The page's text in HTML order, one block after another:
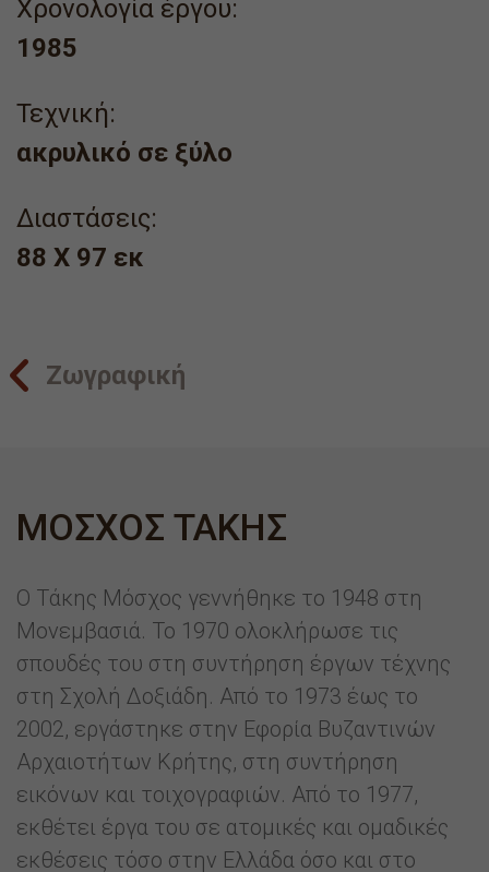
Χρονολογία έργου:
1985
Τεχνική:
ακρυλικό σε ξύλο
Διαστάσεις:
88 X 97 εκ
Ζωγραφική
ΜΟΣΧΟΣ ΤΑΚΗΣ
Ο Τάκης Μόσχος γεννήθηκε το 1948 στη
Μονεμβασιά. Το 1970 ολοκλήρωσε τις
σπουδές του στη συντήρηση έργων τέχνης
στη Σχολή Δοξιάδη. Από το 1973 έως το
2002, εργάστηκε στην Εφορία Βυζαντινών
Αρχαιοτήτων Κρήτης, στη συντήρηση
εικόνων και τοιχογραφιών. Από το 1977,
εκθέτει έργα του σε ατομικές και ομαδικές
εκθέσεις τόσο στην Ελλάδα όσο και στο